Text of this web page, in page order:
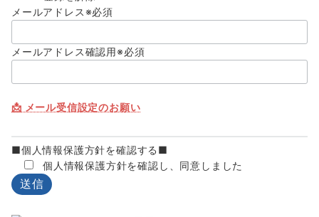
メールアドレス※必須
メールアドレス確認用※必須
📩 メール受信設定のお願い
■個人情報保護方針を確認する ■
個人情報保護方針を確認し、同意しました